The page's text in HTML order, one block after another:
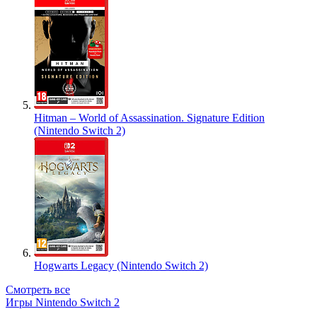
Hitman – World of Assassination. Signature Edition
(Nintendo Switch 2)
Hogwarts Legacy (Nintendo Switch 2)
Смотреть все
Игры Nintendo Switch 2